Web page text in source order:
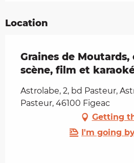
Location
Graines de Moutards,
scène, film et
Astrolabe, 2, bd Pasteur,
Pasteur, 46100 Figeac
Getting
I'm going